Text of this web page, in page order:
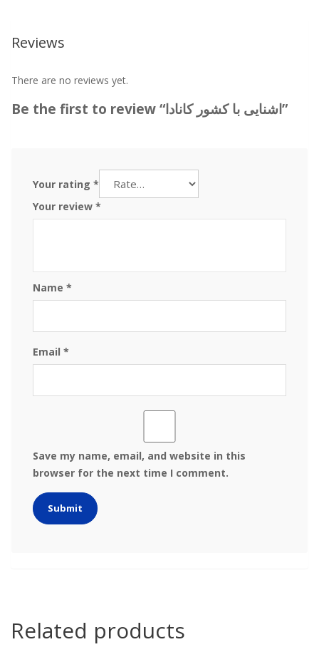
Reviews
There are no reviews yet.
Be the first to review “اشنایی با کشور کانادا”
Your rating *
Your review *
Name *
Email *
Save my name, email, and website in this
browser for the next time I comment.
Related products